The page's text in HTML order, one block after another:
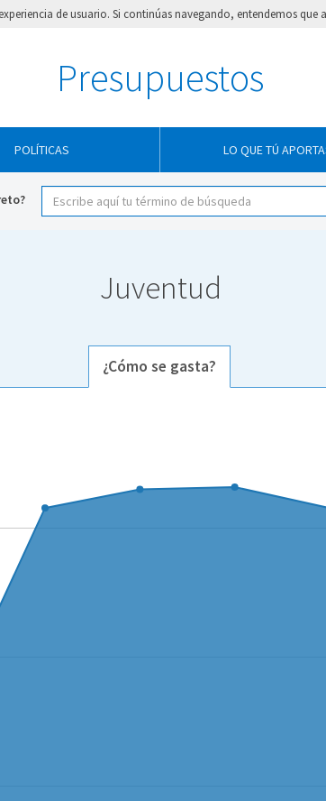
de usuario. Si continúas navegando, entendemos que
Presupuestos
POLÍTICAS LO QUE TÚ
Juventud
¿Cómo se gasta?